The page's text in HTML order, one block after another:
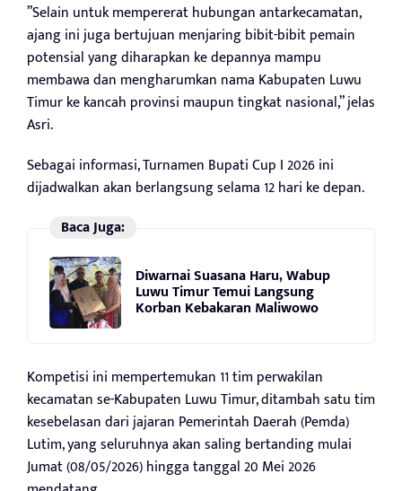
”Selain untuk mempererat hubungan antarkecamatan,
ajang ini juga bertujuan menjaring bibit-bibit pemain
potensial yang diharapkan ke depannya mampu
membawa dan mengharumkan nama Kabupaten Luwu
Timur ke kancah provinsi maupun tingkat nasional,” jelas
Asri.
Sebagai informasi, Turnamen Bupati Cup I 2026 ini
dijadwalkan akan berlangsung selama 12 hari ke depan.
Baca Juga:
Diwarnai Suasana Haru, Wabup
Luwu Timur Temui Langsung
Korban Kebakaran Maliwowo
Kompetisi ini mempertemukan 11 tim perwakilan
kecamatan se-Kabupaten Luwu Timur, ditambah satu tim
kesebelasan dari jajaran Pemerintah Daerah (Pemda)
Lutim, yang seluruhnya akan saling bertanding mulai
Jumat (08/05/2026) hingga tanggal 20 Mei 2026